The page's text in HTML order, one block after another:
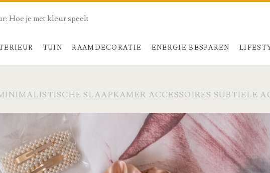
Hoe je met kleur speelt
TUIN RAAMDECORATIE ENERGIE BESPAREN
SLAAPKAMER ACCESSOIRES SUBTIELE